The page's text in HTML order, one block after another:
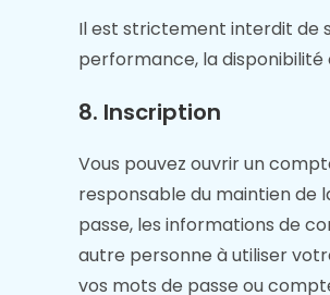
Il est strictement interdit de
performance, la disponibilité
8. Inscription
Vous pouvez ouvrir un
responsable du maintien de
passe, les informations de
autre personne à utiliser
vos mots de passe ou